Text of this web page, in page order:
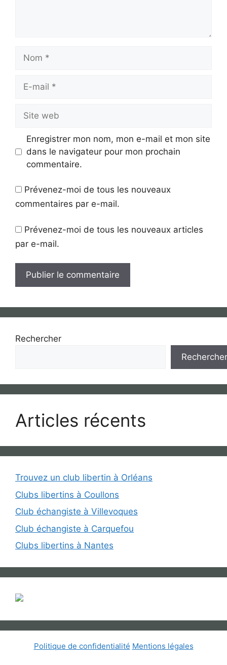
mail
web
Enregistrer mon nom, mon e-mail et mon site
dans le navigateur pour mon prochain
commentaire.
Prévenez-moi de tous les nouveaux
commentaires par e-mail.
Prévenez-moi de tous les nouveaux articles
par e-mail.
Rechercher
Rechercher
Articles récents
Trouvez un club libertin à Orléans
Clubs libertins à Coullons
Club échangiste à Villevoques
Club échangiste à Carquefou
Clubs libertins à Nantes
Politique de confidentialité Mentions légales